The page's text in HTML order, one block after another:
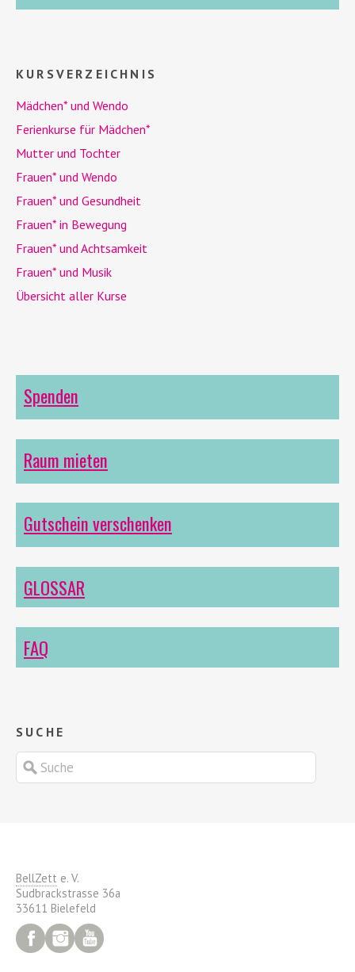
KURSVERZEICHNIS
Mädchen* und Wendo
Ferienkurse für Mädchen*
Mutter und Tochter
Frauen* und Wendo
Frauen* und Gesundheit
Frauen* in Bewegung
Frauen* und Achtsamkeit
Frauen* und Musik
Übersicht aller Kurse
Spenden
Raum mieten
Gutschein verschenken
GLOSSAR
FAQ
SUCHE
BellZett e. V.
Sudbrackstrasse 36a
33611 Bielefeld
FacebookInstagram